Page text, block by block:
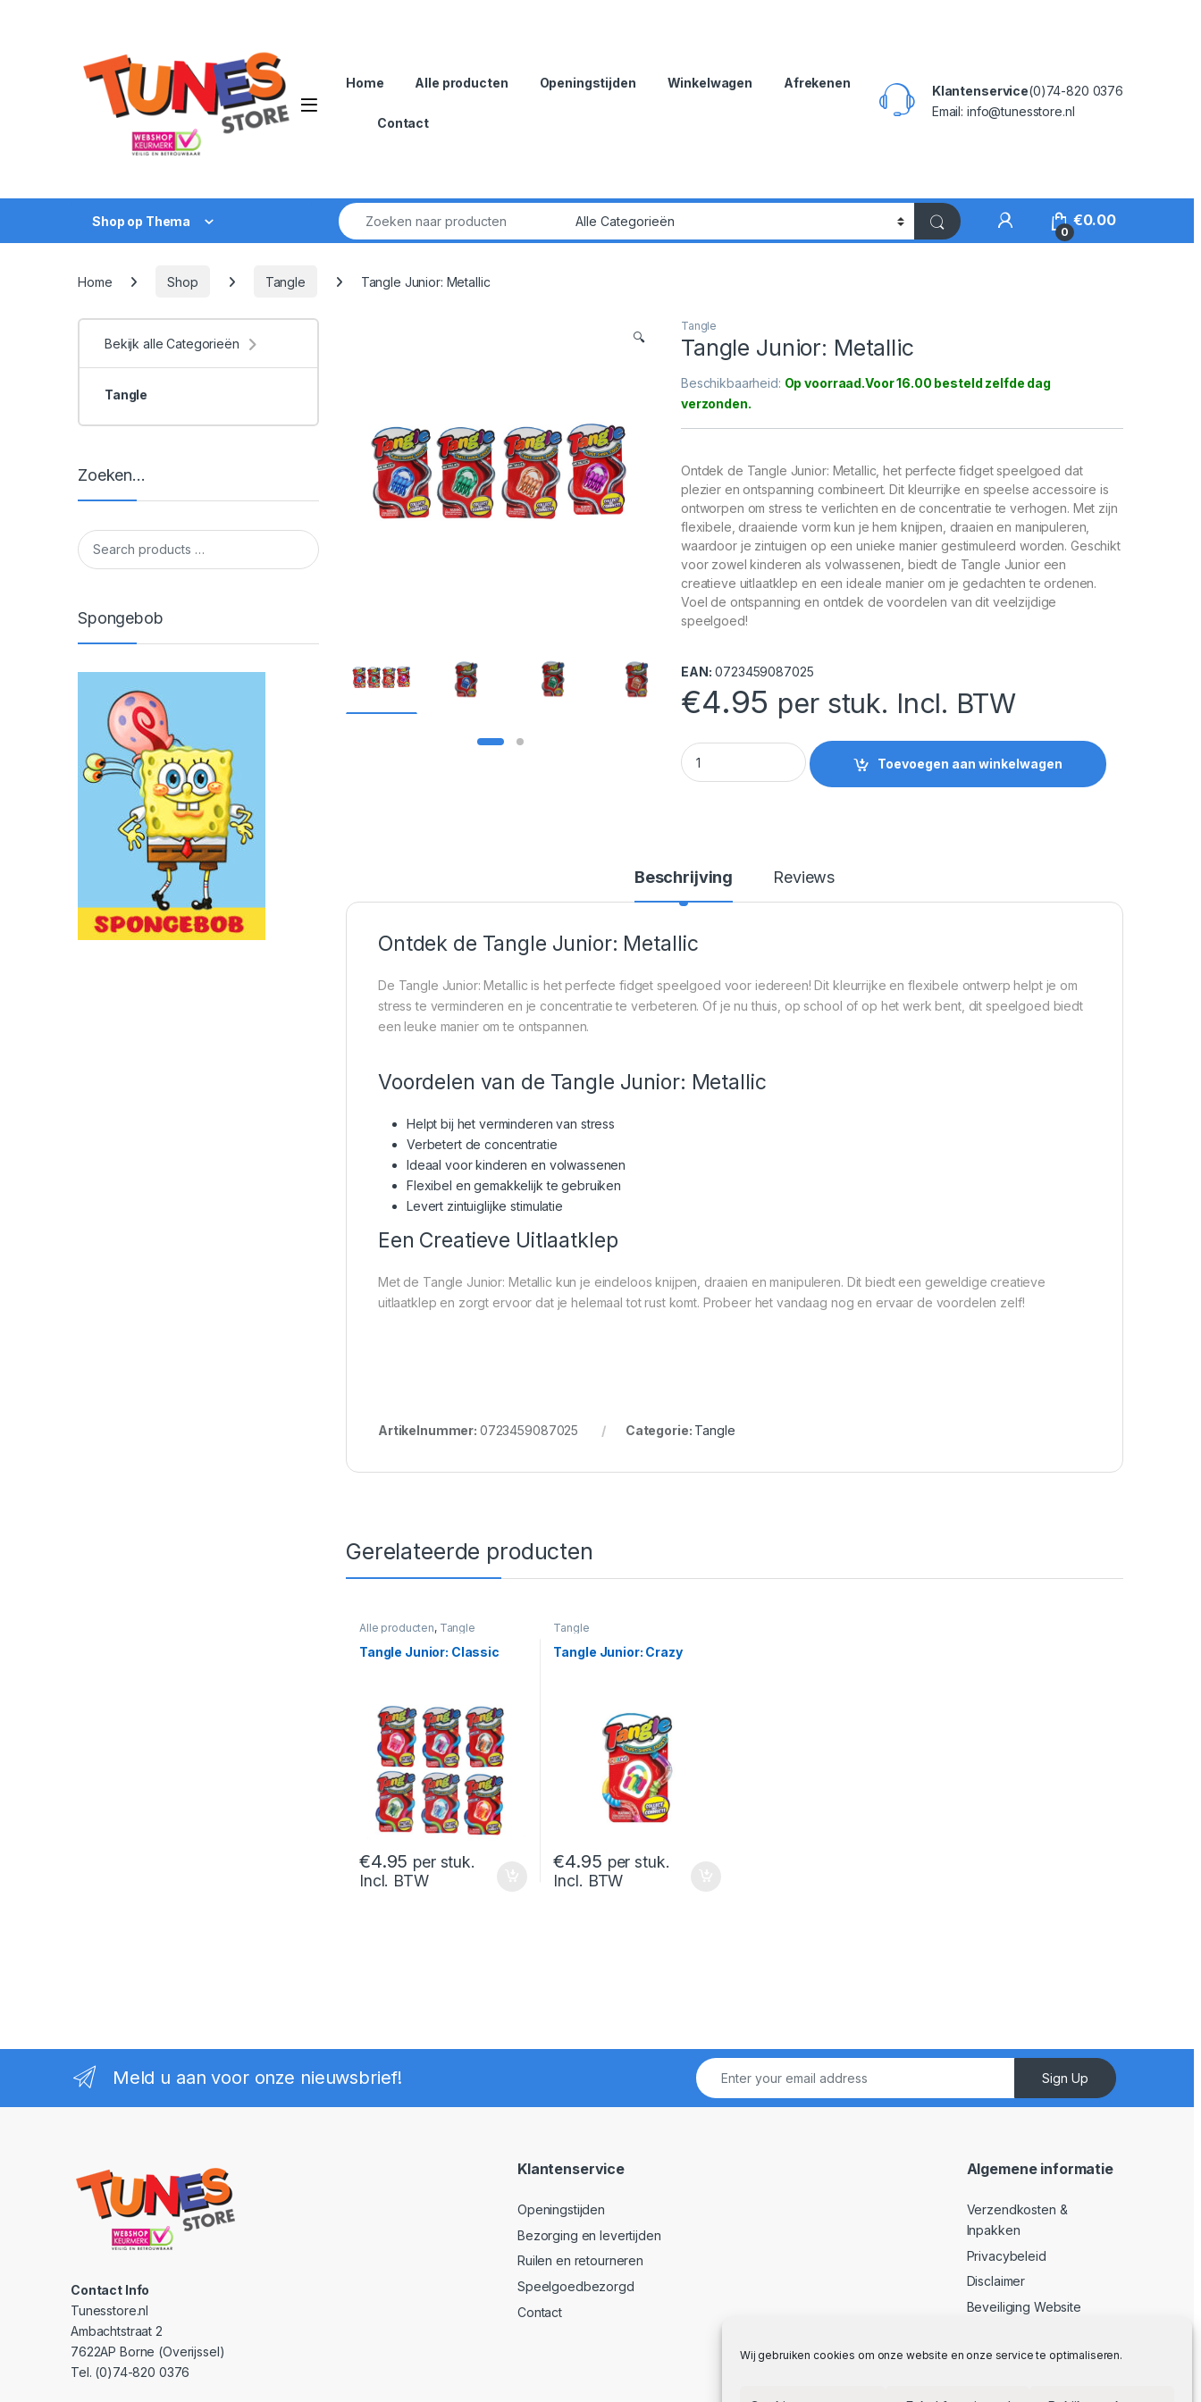
Wij gebruiken cookies om onze website en onze service te optimaliseren.
Open
Home Alle producten Openingstijden Winkelwagen Afrekenen
Contact
Klantenservice(0)74-820 0376
Email: info@tunesstore.nl
Shop op Thema
Zoek naar:
My Account
0
€0.00
Home Shop Tangle Tangle Junior: Metallic
🔍
Tangle
Tangle Junior: Metallic
Beschikbaarheid: Op voorraad
Ontdek de Tangle Junior: Metallic, het perfecte fidget speelgoed dat
plezier en ontspanning combineert. Dit kleurrijke en speelse accessoire is
ontworpen om stress te verlichten en de concentratie te verhogen. Met zijn
flexibele, draaiende vorm kun je hem knijpen, draaien en manipuleren,
waardoor je zintuigen op een unieke manier gestimuleerd worden. Geschikt
voor zowel kinderen als volwassenen, biedt de Tangle Junior een
creatieve uitlaatklep en een ideale manier om je gedachten te ordenen.
Voel de ontspanning en ontdek de voordelen van dit veelzijdige
speelgoed!
EAN: 0723459087025
€4.95 per stuk. Incl. BTW
Tangle Junior: Metallic quantity
Toevoegen aan winkelwagen
Beschrijving Reviews
Ontdek de Tangle Junior: Metallic
De Tangle Junior: Metallic is het perfecte fidget speelgoed voor iedereen! Dit kleurrijke en flexibele ontwerp helpt je om
stress te verminderen en je concentratie te verbeteren. Of je nu thuis, op school of op het werk bent, dit speelgoed biedt
een leuke manier om te ontspannen.
Voordelen van de Tangle Junior: Metallic
Helpt bij het verminderen van stress
Verbetert de concentratie
Ideaal voor kinderen en volwassenen
Flexibel en gemakkelijk te gebruiken
Levert zintuiglijke stimulatie
Een Creatieve Uitlaatklep
Met de Tangle Junior: Metallic kun je eindeloos knijpen, draaien en manipuleren. Dit biedt een geweldige creatieve
uitlaatklep en zorgt ervoor dat je helemaal tot rust komt. Probeer het vandaag nog en ervaar de voordelen zelf!
Artikelnummer: 0723459087025 Categorie: Tangle
Gerelateerde producten
Alle producten, Tangle
Tangle Junior: Classic
€4.95 per stuk.
Incl. BTW
Tangle
Tangle Junior: Crazy
€4.95 per stuk.
Incl. BTW
Bekijk alle Categorieën
Tangle
Zoeken…
Spongebob
Meld u aan voor onze nieuwsbrief! Sign Up
Contact Info
Tunesstore.nl
Ambachtstraat 2
7622AP Borne (Overijssel)
Tel. (0)74-820 0376
Klantenservice
Openingstijden
Bezorging en levertijden
Ruilen en retourneren
Speelgoedbezorgd
Contact
Algemene informatie
Verzendkosten &
Inpakken
Privacybeleid
Disclaimer
Beveiliging Website